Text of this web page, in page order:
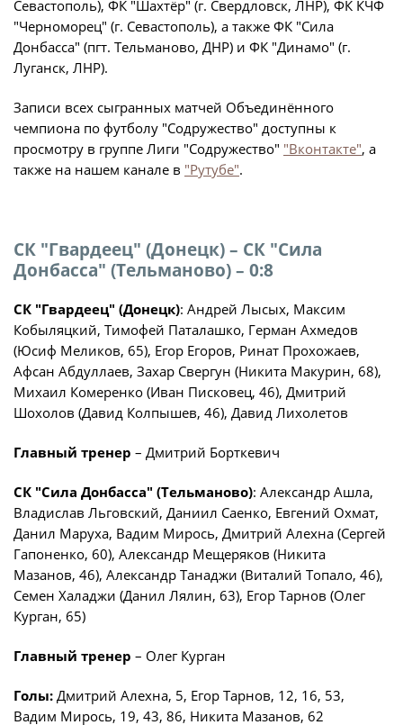
Команды
Игроки
О турнире
Архив турниров
Севастополь), ФК "Шахтёр" (г. Свердловск, ЛНР), ФК КЧФ
"Черноморец" (г. Севастополь), а также ФК "Сила
Донбасса" (пгт. Тельманово, ДНР) и ФК "Динамо" (г.
Луганск, ЛНР).
Записи всех сыгранных матчей Объединённого
чемпиона по футболу "Содружество" доступны к
просмотру в группе Лиги "Содружество" "Вконтакте", а
также на нашем канале в "Рутубе".
СК "Гвардеец" (Донецк) – СК "Сила
Донбасса" (Тельманово) – 0:8
СК "Гвардеец" (Донецк): Андрей Лысых, Максим
Кобыляцкий, Тимофей Паталашко, Герман Ахмедов
(Юсиф Меликов, 65), Егор Егоров, Ринат Прохожаев,
Афсан Абдуллаев, Захар Свергун (Никита Макурин, 68),
Михаил Комеренко (Иван Писковец, 46), Дмитрий
Шохолов (Давид Колпышев, 46), Давид Лихолетов
Главный тренер – Дмитрий Борткевич
СК "Сила Донбасса" (Тельманово): Александр Ашла,
Владислав Льговский, Даниил Саенко, Евгений Охмат,
Данил Маруха, Вадим Мирось, Дмитрий Алехна (Сергей
Гапоненко, 60), Александр Мещеряков (Никита
Мазанов, 46), Александр Танаджи (Виталий Топало, 46),
Семен Халаджи (Данил Лялин, 63), Егор Тарнов (Олег
Курган, 65)
Главный тренер – Олег Курган
Голы:Дмитрий Алехна, 5, Егор Тарнов, 12, 16, 53,
Вадим Мирось, 19, 43, 86, Никита Мазанов, 62